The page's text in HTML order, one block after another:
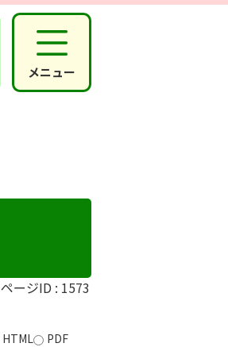
メニュー
ページID : 1573
HTML PDF